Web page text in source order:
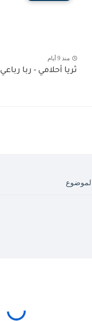
منذ 9 أيام
ثريا أحلامي - ربا رباعي